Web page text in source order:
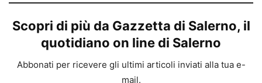
Scopri di più da Gazzetta di Salerno, il
quotidiano on line di Salerno
Abbonati per ricevere gli ultimi articoli inviati alla tua e-
mail.